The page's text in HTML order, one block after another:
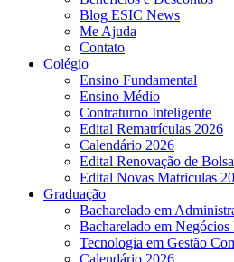
Blog ESIC News
Me Ajuda
Contato
Colégio
Ensino Fundamental
Ensino Médio
Contraturno Inteligente
Edital Rematrículas 2026
Calendário 2026
Edital Renovação de
Edital Novas Matriculas
Graduação
Bacharelado em
Bacharelado em Negócios
Tecnologia em Gestão
Calendário 2026